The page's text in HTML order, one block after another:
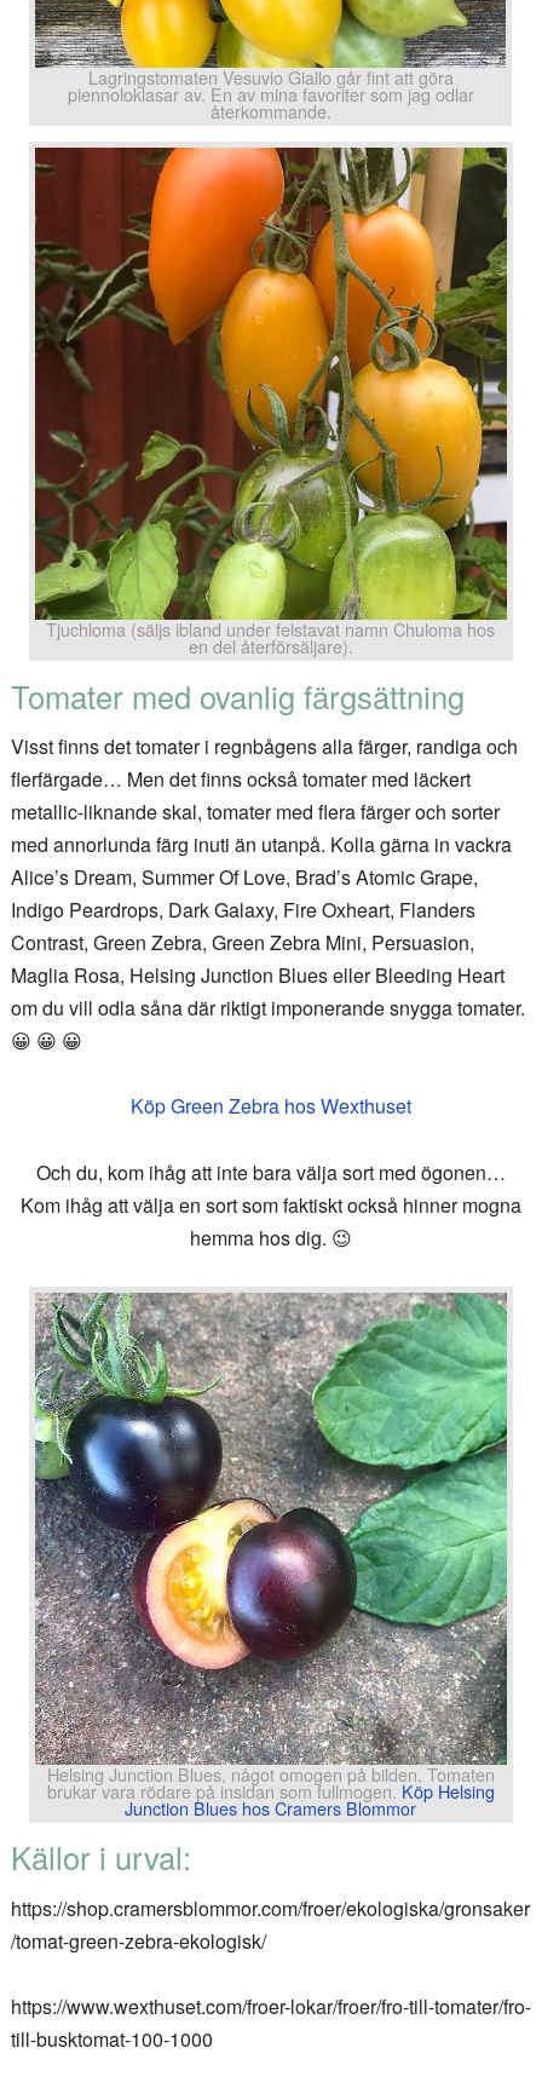
Lagringstomaten Vesuvio Giallo går fint att göra
piennoloklasar av. En av mina favoriter som jag odlar
återkommande.
Tjuchloma (säljs ibland under felstavat namn Chuloma hos
en del återförsäljare).
Tomater med ovanlig färgsättning
Visst finns det tomater i regnbågens alla färger, randiga och
flerfärgade… Men det finns också tomater med läckert
metallic-liknande skal, tomater med flera färger och sorter
med annorlunda färg inuti än utanpå. Kolla gärna in vackra
Alice’s Dream, Summer Of Love, Brad’s Atomic Grape,
Indigo Peardrops, Dark Galaxy, Fire Oxheart, Flanders
Contrast, Green Zebra, Green Zebra Mini, Persuasion,
Maglia Rosa, Helsing Junction Blues eller Bleeding Heart
om du vill odla såna där riktigt imponerande snygga tomater.
😀 😀 😀
Köp Green Zebra hos Wexthuset
Och du, kom ihåg att inte bara välja sort med ögonen…
Kom ihåg att välja en sort som faktiskt också hinner mogna
hemma hos dig. 😉
Helsing Junction Blues, något omogen på bilden. Tomaten
brukar vara rödare på insidan som fullmogen.Köp Helsing
Junction Blues hos Cramers Blommor
Källor i urval:
https://shop.cramersblommor.com/froer/ekologiska/gronsaker
/tomat-green-zebra-ekologisk/
https://www.wexthuset.com/froer-lokar/froer/fro-till-tomater/fro-
till-busktomat-100-1000